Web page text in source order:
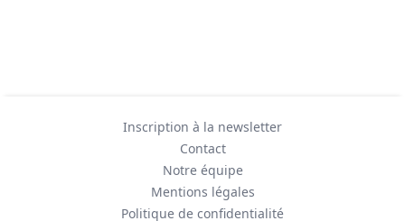
Inscription à la newsletter
Contact
Notre équipe
Mentions légales
Politique de confidentialité